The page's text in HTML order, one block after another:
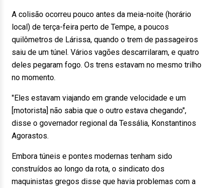
A colisão ocorreu pouco antes da meia-noite (horário
local) de terça-feira perto de Tempe, a poucos
quilômetros de Lárissa, quando o trem de passageiros
saiu de um túnel. Vários vagões descarrilaram, e quatro
deles pegaram fogo. Os trens estavam no mesmo trilho
no momento.
"Eles estavam viajando em grande velocidade e um
[motorista] não sabia que o outro estava chegando",
disse o governador regional da Tessália, Konstantinos
Agorastos.
Embora túneis e pontes modernas tenham sido
construídos ao longo da rota, o sindicato dos
maquinistas gregos disse que havia problemas com a